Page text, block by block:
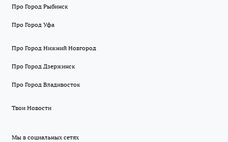
Про Город Рыбинск
Про Город Уфа
Про Город Нижний Новгород
Про Город Дзержинск
Про Город Владивосток
Твои Новости
Мы в социальных сетях